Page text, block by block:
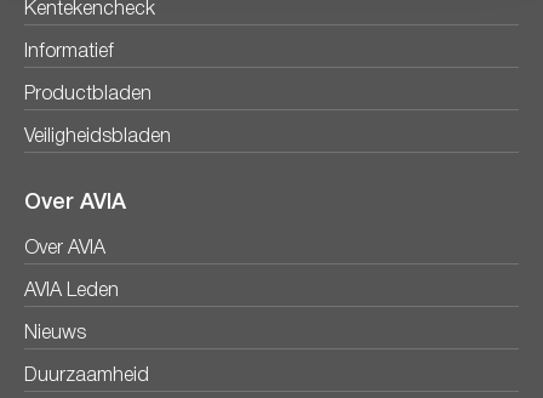
Kentekencheck
Informatief
Productbladen
Veiligheidsbladen
Over AVIA
Over AVIA
AVIA Leden
Nieuws
Duurzaamheid